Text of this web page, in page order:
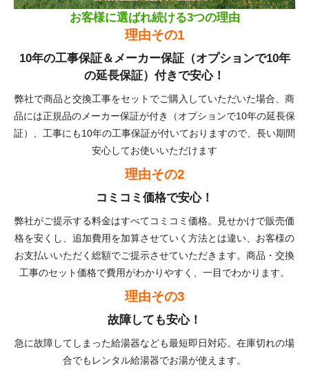
お客様に選ばれ続ける3つの理由
理由その1
10年の工事保証＆メーカー保証（オプションで10年
の延長保証）付きで安心！
弊社で商品と交換工事をセットでご購入していただいた場合、商
品には正規品のメーカー保証が付き（オプションで10年の延長保
証）、工事にも10年の工事保証が付いておりますので、長い期間
安心してお使いいただけます
理由その2
コミコミ価格で安心！
弊社がご提示する料金はすべてコミコミ価格。見せかけで販売価
格を安くし、追加費用を加算させていく方法とは違い、お客様の
お支払いいただく総額でご提示させていただきます。商品・交換
工事のセット価格で費用がわかりやすく、一目でわかります。
理由その3
故障しても安心！
急に故障してしまった給湯器なども最短即日対応。在庫切れの場
合でもレンタル給湯器でお湯が使えます。